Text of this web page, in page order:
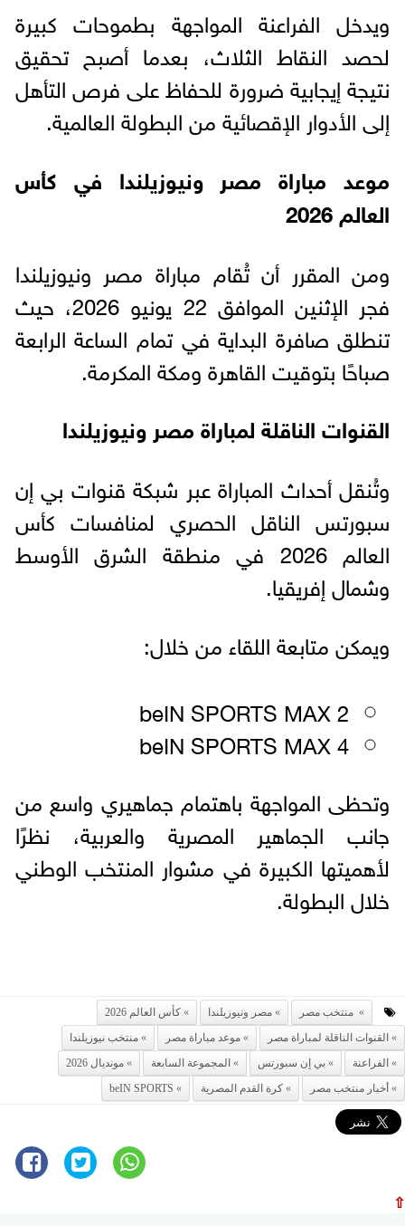
ويدخل الفراعنة المواجهة بطموحات كبيرة
لحصد النقاط الثلاث، بعدما أصبح تحقيق
نتيجة إيجابية ضرورة للحفاظ على فرص التأهل
إلى الأدوار الإقصائية من البطولة العالمية.
موعد مباراة مصر ونيوزيلندا في كأس
العالم 2026
ومن المقرر أن تُقام مباراة مصر ونيوزيلندا
فجر الإثنين الموافق 22 يونيو 2026، حيث
تنطلق صافرة البداية في تمام الساعة الرابعة
صباحًا بتوقيت القاهرة ومكة المكرمة.
القنوات الناقلة لمباراة مصر ونيوزيلندا
وتُنقل أحداث المباراة عبر شبكة قنوات بي إن
سبورتس الناقل الحصري لمنافسات كأس
العالم 2026 في منطقة الشرق الأوسط
وشمال إفريقيا.
ويمكن متابعة اللقاء من خلال:
beIN SPORTS MAX 2
beIN SPORTS MAX 4
وتحظى المواجهة باهتمام جماهيري واسع من
جانب الجماهير المصرية والعربية، نظرًا
لأهميتها الكبيرة في مشوار المنتخب الوطني
خلال البطولة.
منتخب مصر مصر ونيوزيلندا
كأس العالم 2026
القنوات الناقلة لمباراة مصر
موعد مباراة مصر
منتخب نيوزيلندا
الفراعنة
بي إن سبورتس المجموعة السابعة
مونديال 2026
أخبار منتخب مصر
كرة القدم المصرية beIN SPORTS
⇧